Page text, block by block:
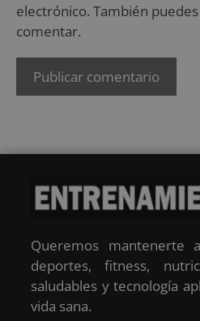
electrónico. También puedes
comentar.
Queremos
deportes, fitness,
saludables y tecnología
vida sana.